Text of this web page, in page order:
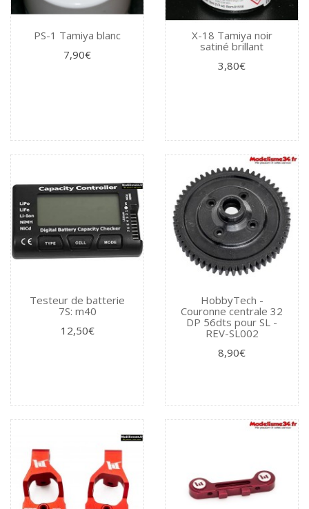
PS-1 Tamiya blanc
7,90€
X-18 Tamiya noir
satiné brillant
3,80€
Testeur de batterie
7S: m40
12,50€
HobbyTech -
Couronne centrale 32
DP 56dts pour SL -
REV-SL002
8,90€